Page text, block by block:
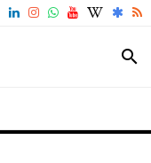
search